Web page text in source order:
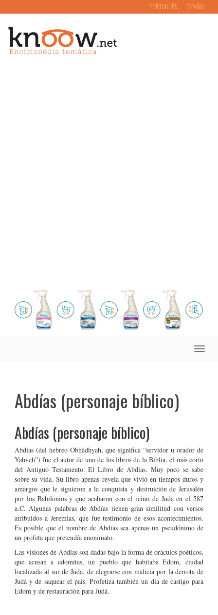
PORTUGUÊS ESPAÑOL
Toggle
Abdías (personaje bíblico)
Abdías (personaje bíblico)
Abdías (del hebreo Obhádhyah, que significa “servidor u orador de
Yahveh”) fue el autor de uno de los libros de la Biblia, el más corto
del Antiguo Testamento: El Libro de Abdías. Muy poco se sabe
sobre su vida. Su libro apenas revela que vivió en tiempos duros y
amargos que le siguieron a la conquista y destruición de Jerusalén
por los Babilonios y que acabaron con el reino de Judá en el 587
a.C. Algunas palabras de Abdías tienen gran similitud con versos
atribuidos a Jeremías, que fue testimonio de esos acontecimientos.
Es posible que el nombre de Abdías sea apenas un pseudónimo de
un profeta que pretendía anonimato.
Las visiones de Abdías son dadas bajo la forma de oráculos poéticos,
que acusan a edomitas, un pueblo que habitaba Edom, ciudad
localizada al sur de Judá, de alegrarse con malicia por la derrota de
Judá y de saquear el país. Profetiza también un día de castigo para
Edom y de restauración para Judá.